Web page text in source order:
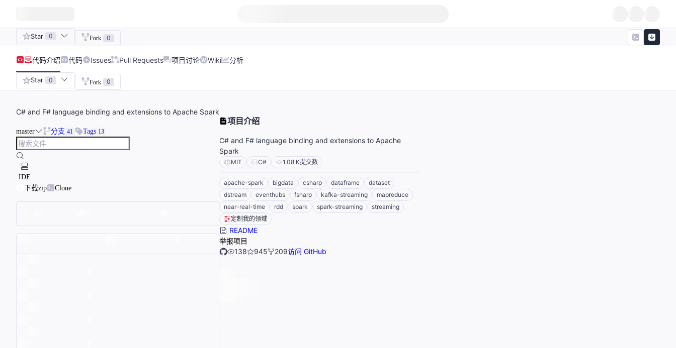
Star 0 Fork 0
代码介绍 代码 Issues Pull Requests 项目讨论 Wiki 分析
Star 0 Fork 0
C# and F# language binding and extensions to Apache Spark
master 分支 41 Tags 13
IDE
下载zip
Clone
项目介绍
C# and F# language binding and extensions to Apache
Spark
MIT C# 1.08 K提交数
apache-spark bigdata csharp dataframe
dataset
dstream
eventhubs fsharp kafka-streaming
mapreduce
near-real-time
rdd spark spark-streaming
streaming
定制我的领域
README
举报项目
138
945 209访问 GitHub